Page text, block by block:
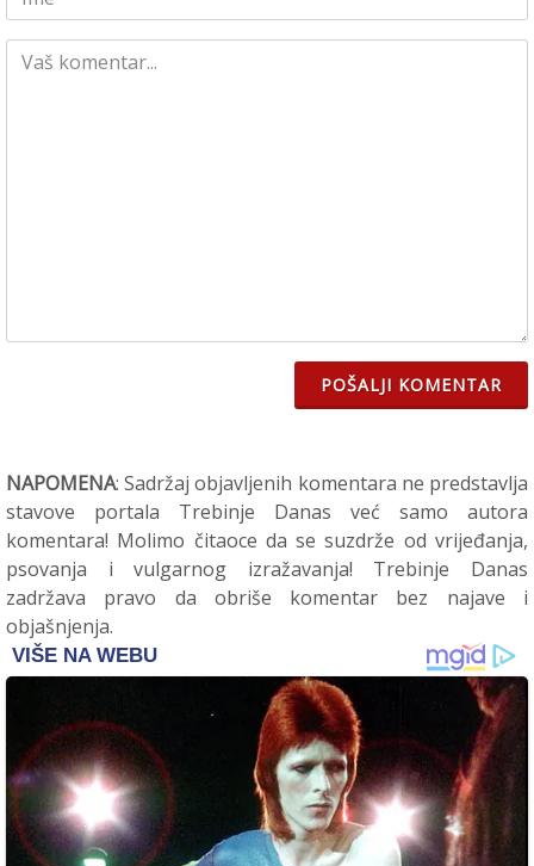
POŠALJI KOMENTAR
NAPOMENA: Sadržaj objavljenih komentara ne predstavlja
stavove portala Trebinje Danas već samo autora
komentara! Molimo čitaoce da se suzdrže od vrijeđanja,
psovanja i vulgarnog izražavanja! Trebinje Danas
zadržava pravo da obriše komentar bez najave i
objašnjenja.